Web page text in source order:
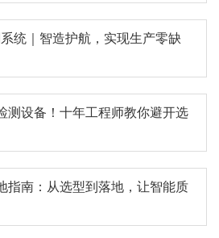
统｜智造护航，实现生产零缺
测设备！十年工程师教你避开选
指南：从选型到落地，让智能质